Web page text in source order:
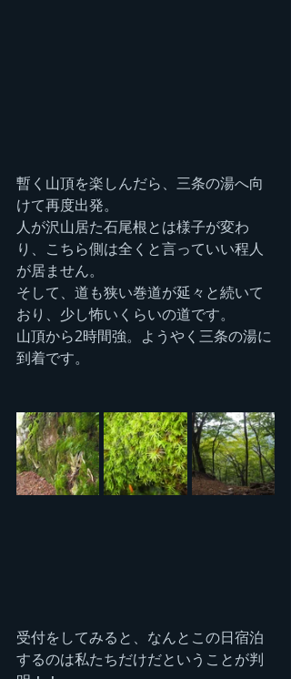
暫く山頂を楽しんだら、三条の湯へ向
けて再度出発。
人が沢山居た石尾根とは様子が変わ
り、こちら側は全くと言っていい程人
が居ません。
そして、道も狭い巻道が延々と続いて
おり、少し怖いくらいの道です。
山頂から2時間強。ようやく三条の湯に
到着です。
受付をしてみると、なんとこの日宿泊
するのは私たちだけだということが判